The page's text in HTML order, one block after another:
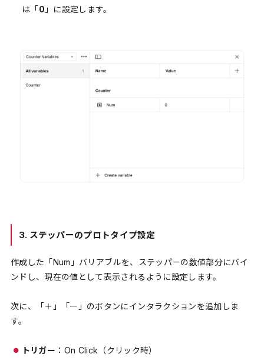
は「0 」に設定します。
3. ステッパーのプロトタイプ設定
作成した「Num」バリアブルを、ステッパーの数値部分にバイ
ンドし、現在の値として表示されるように設定します。
次に、「＋」「ー」のボタンにインタラクションを追加しま
す。
トリガー ：On Click（クリック時）